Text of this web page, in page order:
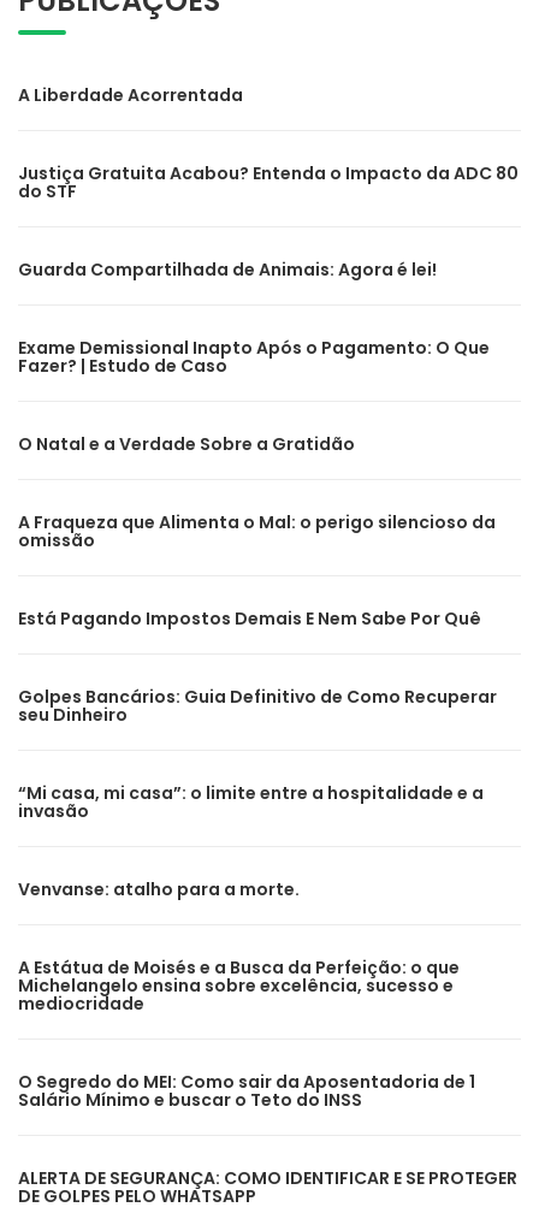
A Liberdade Acorrentada
Justiça Gratuita Acabou? Entenda o Impacto da ADC 80
do STF
Guarda Compartilhada de Animais: Agora é lei!
Exame Demissional Inapto Após o Pagamento: O Que
Fazer? | Estudo de Caso
O Natal e a Verdade Sobre a Gratidão
A Fraqueza que Alimenta o Mal: o perigo silencioso da
omissão
Está Pagando Impostos Demais E Nem Sabe Por Quê
Golpes Bancários: Guia Definitivo de Como Recuperar
seu Dinheiro
“Mi casa, mi casa”: o limite entre a hospitalidade e a
invasão
Venvanse: atalho para a morte.
A Estátua de Moisés e a Busca da Perfeição: o que
Michelangelo ensina sobre excelência, sucesso e
mediocridade
O Segredo do MEI: Como sair da Aposentadoria de 1
Salário Mínimo e buscar o Teto do INSS
ALERTA DE SEGURANÇA: COMO IDENTIFICAR E SE PROTEGER
DE GOLPES PELO WHATSAPP